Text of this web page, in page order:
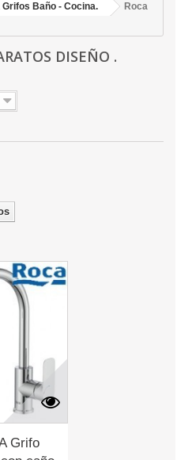
Grifos Baño - Cocina.
Roca
DISEÑO .
Grifo